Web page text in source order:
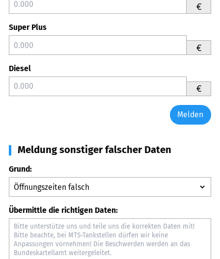
€
Super Plus
€
Diesel
€
Melden
Meldung sonstiger falscher Daten
Grund:
Übermittle die richtigen Daten: